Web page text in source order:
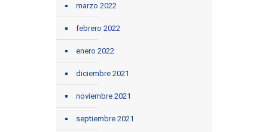
marzo 2022
febrero 2022
enero 2022
diciembre 2021
noviembre 2021
septiembre 2021